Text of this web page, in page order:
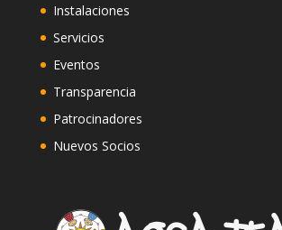
Instalaciones
Servicios
Eventos
Transparencia
Patrocinadores
Nuevos Socios